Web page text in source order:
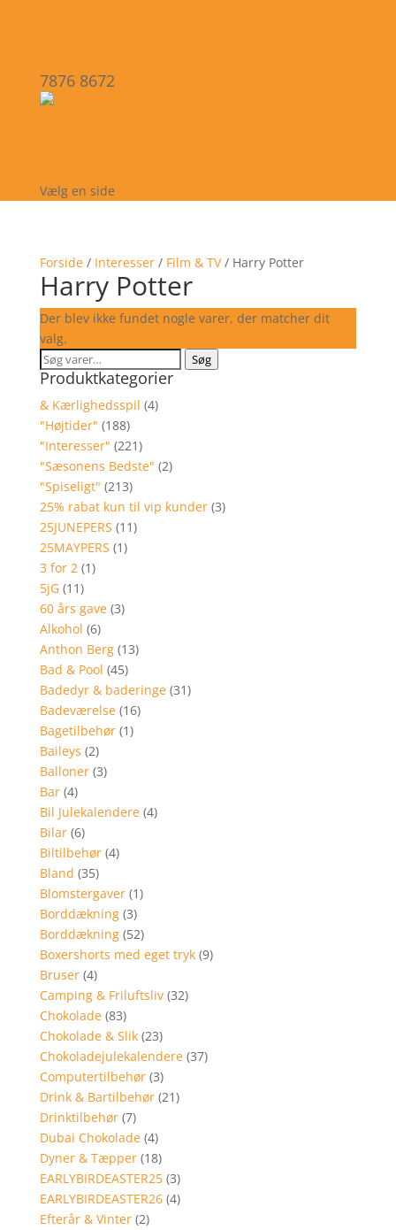
7876 8672
Vælg en side
Forside/ Interesser/ Film & TV/ Harry Potter
Harry Potter
Der blev ikke fundet nogle varer, der matcher dit
valg.
Søg
efter:
Søg
Produktkategorier
& Kærlighedsspil (4)
"Højtider" (188)
"Interesser" (221)
"Sæsonens Bedste" (2)
"Spiseligt" (213)
25% rabat kun til vip kunder (3)
25JUNEPERS (11)
25MAYPERS (1)
3 for 2 (1)
5jG (11)
60 års gave (3)
Alkohol (6)
Anthon Berg (13)
Bad & Pool (45)
Badedyr & baderinge (31)
Badeværelse (16)
Bagetilbehør (1)
Baileys (2)
Balloner (3)
Bar (4)
Bil Julekalendere (4)
Bilar (6)
Biltilbehør (4)
Bland (35)
Blomstergaver (1)
Borddækning (3)
Borddækning (52)
Boxershorts med eget tryk (9)
Bruser (4)
Camping & Friluftsliv (32)
Chokolade (83)
Chokolade & Slik (23)
Chokoladejulekalendere (37)
Computertilbehør (3)
Drink & Bartilbehør (21)
Drinktilbehør (7)
Dubai Chokolade (4)
Dyner & Tæpper (18)
EARLYBIRDEASTER25 (3)
EARLYBIRDEASTER26 (4)
Efterår & Vinter (2)